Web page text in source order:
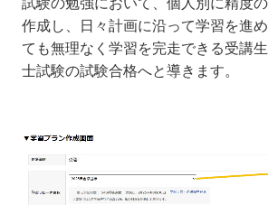
作成し、日々計画に沿って学習を進
ても無理なく学習を完走できる受講
士試験の試験合格へと導きます。